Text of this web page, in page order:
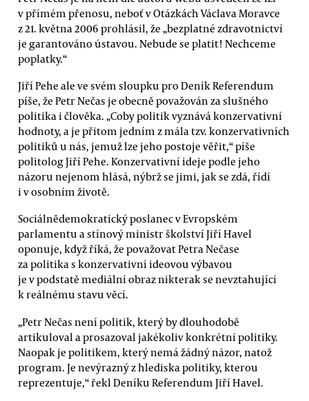
v přímém přenosu, neboť v Otázkách Václava Moravce
z 21. května 2006 prohlásil, že „bezplatné zdravotnictví
je garantováno ústavou. Nebude se platit! Nechceme
poplatky.“
Jiří Pehe ale ve svém sloupku pro Deník Referendum
píše, že Petr Nečas je obecně považován za slušného
politika i člověka. „Coby politik vyznává konzervativní
hodnoty, a je přitom jedním z mála tzv. konzervativních
politiků u nás, jemuž lze jeho postoje věřit,“ píše
politolog Jiří Pehe. Konzervativní ideje podle jeho
názoru nejenom hlásá, nýbrž se jimi, jak se zdá, řídí
i v osobním životě.
Sociálnědemokratický poslanec v Evropském
parlamentu a stínový ministr školství Jiří Havel
oponuje, když říká, že považovat Petra Nečase
za politika s konzervativní ideovou výbavou
je v podstatě mediální obraz nikterak se nevztahující
k reálnému stavu věcí.
„Petr Nečas není politik, který by dlouhodobě
artikuloval a prosazoval jakékoliv konkrétní politiky.
Naopak je politikem, který nemá žádný názor, natož
program. Je nevýrazný z hlediska politiky, kterou
reprezentuje,“ řekl Deníku Referendum Jiří Havel.